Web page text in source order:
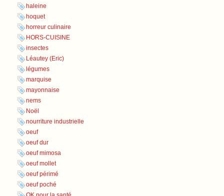
haleine
hoquet
horreur culinaire
HORS-CUISINE
insectes
Léautey (Eric)
légumes
marquise
mayonnaise
nems
Noël
nourriture industrielle
oeuf
oeuf dur
oeuf mimosa
oeuf mollet
oeuf périmé
oeuf poché